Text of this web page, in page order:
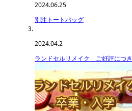
2024.06.25
別注トートバッグ
2024.04.2
ランドセルリメイク ご好評につき